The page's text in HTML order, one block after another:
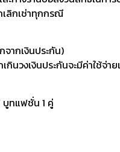
เลิกเช่าทุกกรณี
ากเงินประกัน)
วงเงินประกันจะมีค่าใช้จ่าย
บูทแฟชั่น 1 คู่